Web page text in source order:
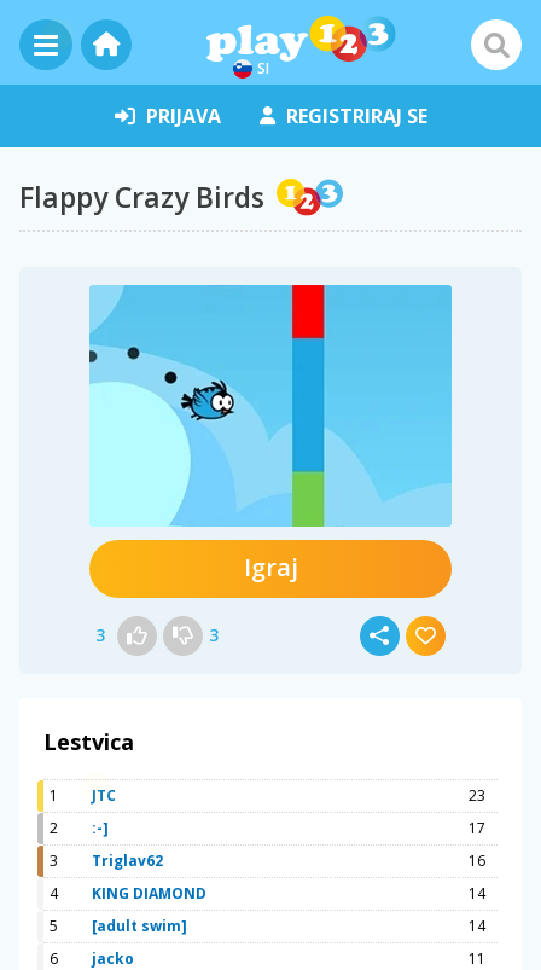
SI
PRIJAVA REGISTRIRAJ SE
Flappy Crazy Birds
Igraj
3 3
Lestvica
1 JTC
23
2
:-]
17
3
Triglav62
16
4
KING DIAMOND
14
5
[adult swim]
14
6
jacko
11